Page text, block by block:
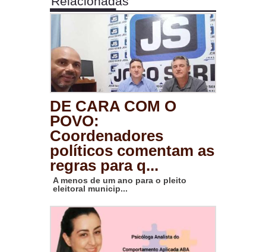
DE CARA COM O
POVO:
Coordenadores
políticos comentam as
regras para q...
A menos de um ano para o pleito
eleitoral municip...